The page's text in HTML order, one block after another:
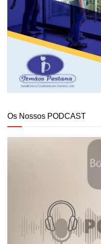
Os Nossos PODCAST